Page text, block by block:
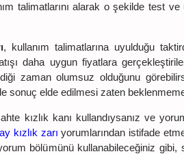
talimatlarını alarak o şekilde test
, kullanım talimatlarına uyulduğu
daha uygun fiyatlara
zaman olumsuz olduğunu
sonuç elde edilmesi zaten
kızlık kanı kullandıysanız ve
kızlık zarı yorumlarından istifade
bölümünü kullanabileceğiniz